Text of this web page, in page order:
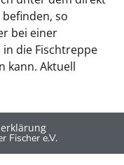
so
bei einer
die Fischtreppe
kann. Aktuell
Fischer e.V.